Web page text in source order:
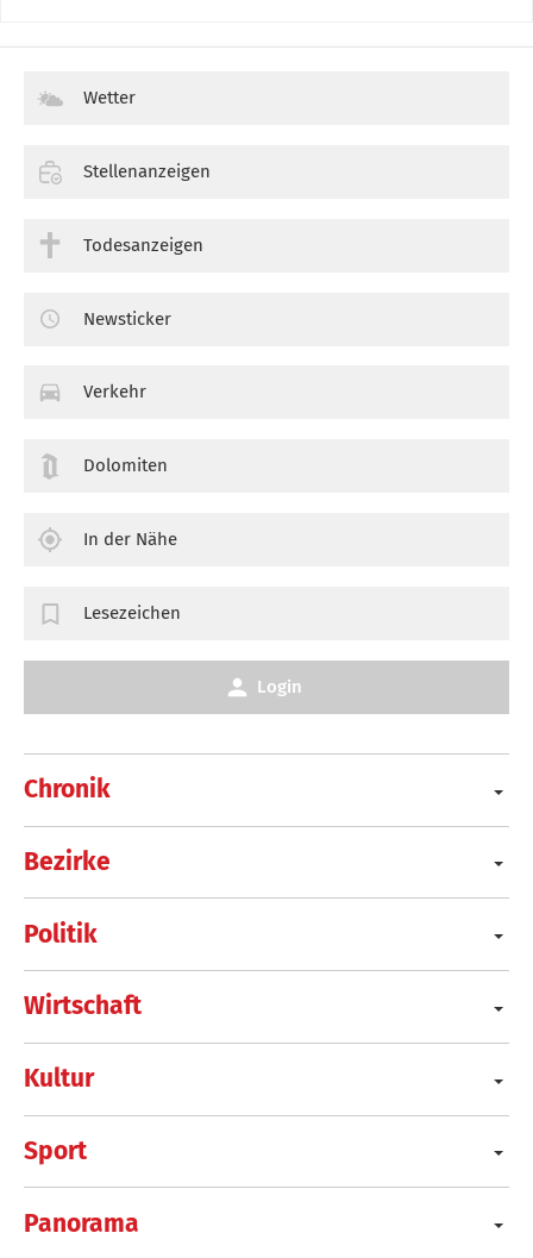
Chronik
Bezirke
Politik
Wirtschaft
Kultur
Sport
Panorama
Wetter
Stellenanzeigen
Todesanzeigen
Newsticker
Verkehr
Dolomiten
In der Nähe
Lesezeichen
Login